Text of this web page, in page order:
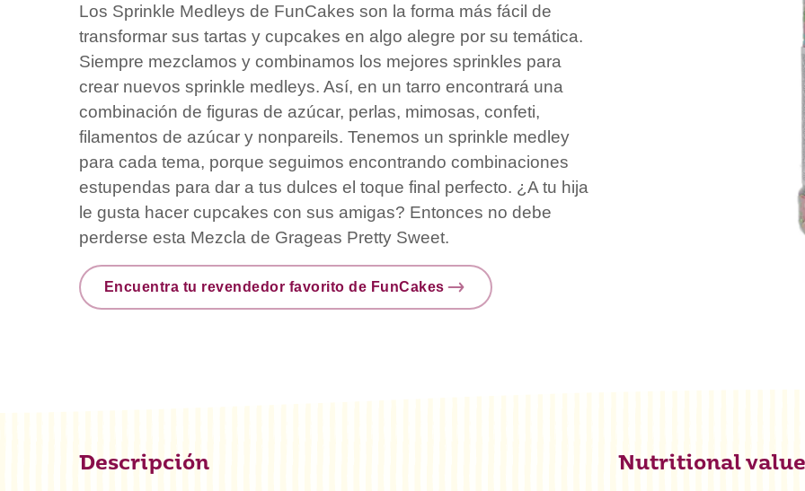
Los Sprinkle Medleys de FunCakes son la forma más fácil de
transformar sus tartas y cupcakes en algo alegre por su temática.
Siempre mezclamos y combinamos los mejores sprinkles para
crear nuevos sprinkle medleys. Así, en un tarro encontrará una
combinación de figuras de azúcar, perlas, mimosas, confeti,
filamentos de azúcar y nonpareils. Tenemos un sprinkle medley
para cada tema, porque seguimos encontrando combinaciones
estupendas para dar a tus dulces el toque final perfecto. ¿A tu hija
le gusta hacer cupcakes con sus amigas? Entonces no debe
perderse esta Mezcla de Grageas Pretty Sweet.
Encuentra tu revendedor favorito de FunCakes
Descripción Nutritional